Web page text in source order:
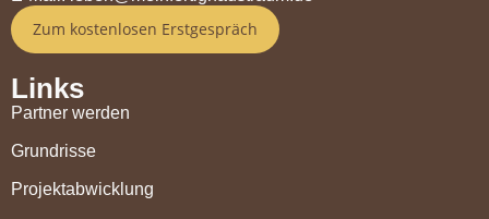
Links
Partner werden
Grundrisse
Projektabwicklung
Zum kostenlosen Erstgespräch